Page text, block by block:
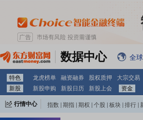
数据中心 全
特色 龙虎榜单 融资融券 股权质押 大宗交易
新股
新股申购 新股日历 新股上会 资金
行情中心 指数 期指 期权 个股 板块 排行